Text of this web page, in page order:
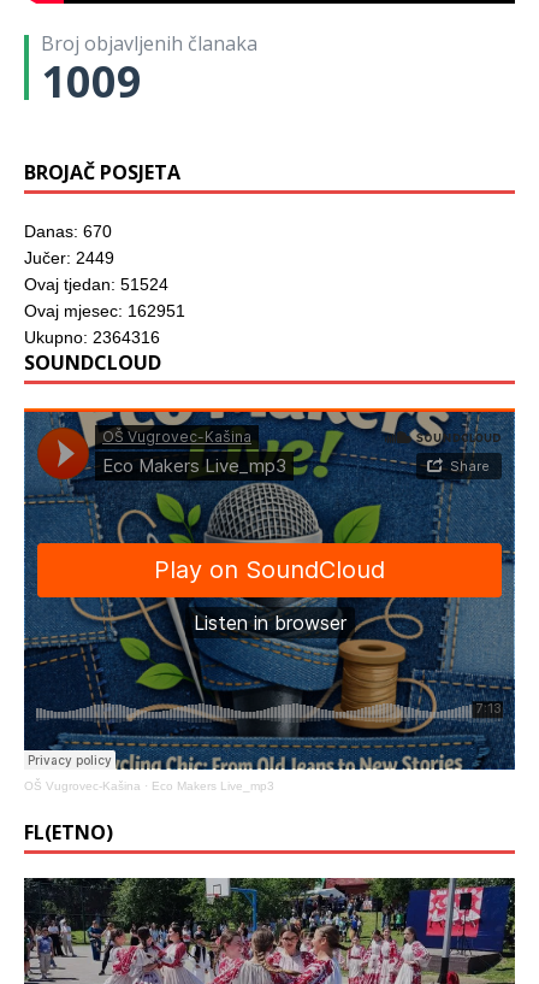
Broj objavljenih članaka
1009
BROJAČ POSJETA
Danas: 670
Jučer: 2449
Ovaj tjedan: 51524
Ovaj mjesec: 162951
Ukupno: 2364316
SOUNDCLOUD
OŠ Vugrovec-Kašina · Eco Makers Live_mp3
FL(ETNO)